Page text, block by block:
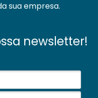
sua empresa.
newsletter!